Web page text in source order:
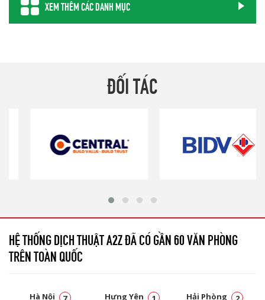
XEM THÊM CÁC DANH MỤC
ĐỐI TÁC
HỆ THỐNG DỊCH THUẬT A2Z ĐÃ CÓ GẦN 60 VĂN PHÒNG
TRÊN TOÀN QUỐC
Hà Nội Hưng Yên Hải Phòng